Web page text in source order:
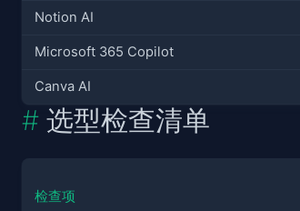
Notion AI
Microsoft 365 Copilot
Canva AI
选型检查清单
检查项